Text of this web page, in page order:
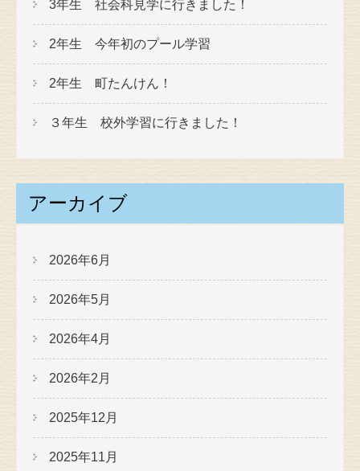
3年生 社会科見学に行きました！
2年生 今年初のプール学習
2年生 町たんけん！
３年生 校外学習に行きました！
アーカイブ
2026年6月
2026年5月
2026年4月
2026年2月
2025年12月
2025年11月